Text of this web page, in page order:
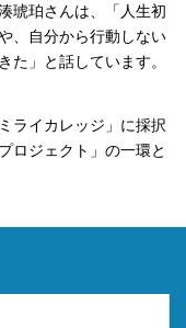
琥珀さんは、「人生初
、自分から行動しない
た」と話しています。
ライカレッジ」に採択
ロジェクト」の一環と